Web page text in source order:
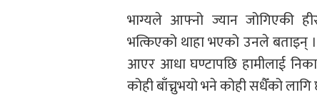
भाग्यले आफ्नो ज्यान जोगिएकी
भत्किएको थाहा भएको उनले बताइन् ।
आएर आधा घण्टापछि हामीलाई
कोही बाँच्नुभयो भने कोही सधैँको लागि